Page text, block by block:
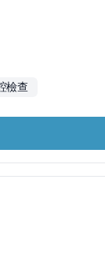
檢查